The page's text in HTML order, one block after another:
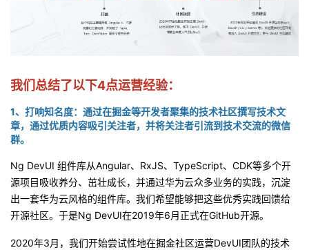
程
认
证
的
实
我
的
持
建
我们总结了以下4点运营经验：
1、打响知名度： 通过在掘金等开发者聚集的技术社区撰写技术文
章，通过优质内容吸引关注者，并将关注者引流到技术交流的微信
群。
Ng DevUI 组件库从Angular、 RxJS、 TypeScript、 CDK等多个开
源项目吸收养分、茁壮成长，并通过华为云众多业务的实践，沉淀
出一套华为云风格的组件库。我们希望能够把这些优秀实践回馈给
开源社区。于是Ng DevUI在2019年6月正式在GitHub开源。
2020年3月，我们开始尝试性地在掘金社区运营DevUI团队的技术